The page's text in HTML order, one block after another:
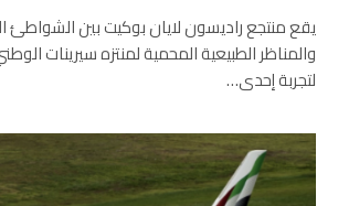
يقع منتجع راديسون لايان بوكيت بين الشواطئ
والمناظر الطبيعية المحمية لمنتزه سيرينات
لتجربة إحدى…